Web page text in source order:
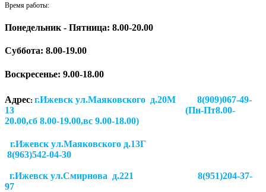
Время работы:
Понедельник - Пятница: 8.00-20.00
Суббота: 8.00-19.00
Воскресенье: 9.00-18.00
Адрес: г.Ижевск ул.Маяковского д.20М 8(909)067-49-
13 (Пн-Пт8.00-
20.00,сб 8.00-19.00,вс 9.00-18.00)
г.Ижевск ул.Маяковского д.13Г
8(963)542-04-30
г.Ижевск ул.Смирнова д.221
8(951)204-37-
97